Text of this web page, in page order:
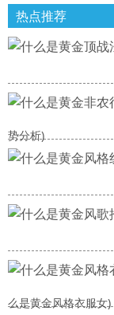
热点推荐
势分析)
么是黄金风格衣服女)